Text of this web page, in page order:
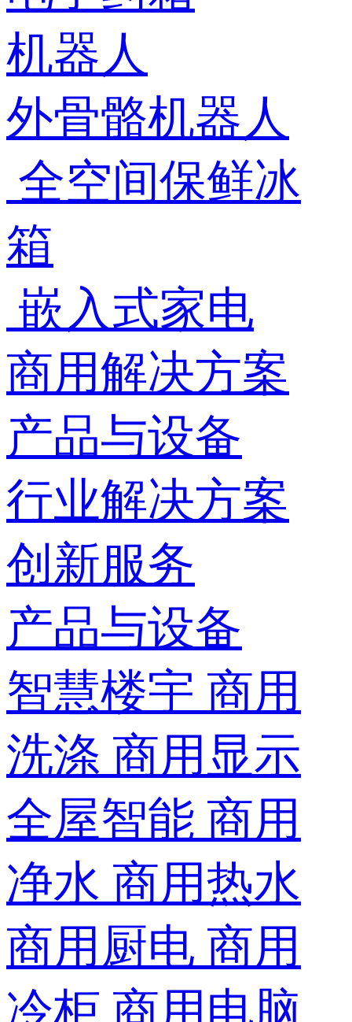
机器人
外骨骼机器人
全空间保鲜冰
箱
嵌入式家电
商用解决方案
产品与设备
行业解决方案
创新服务
产品与设备
智慧楼宇 商用
洗涤 商用显示
全屋智能 商用
净水 商用热水
商用厨电 商用
冷柜 商用电脑